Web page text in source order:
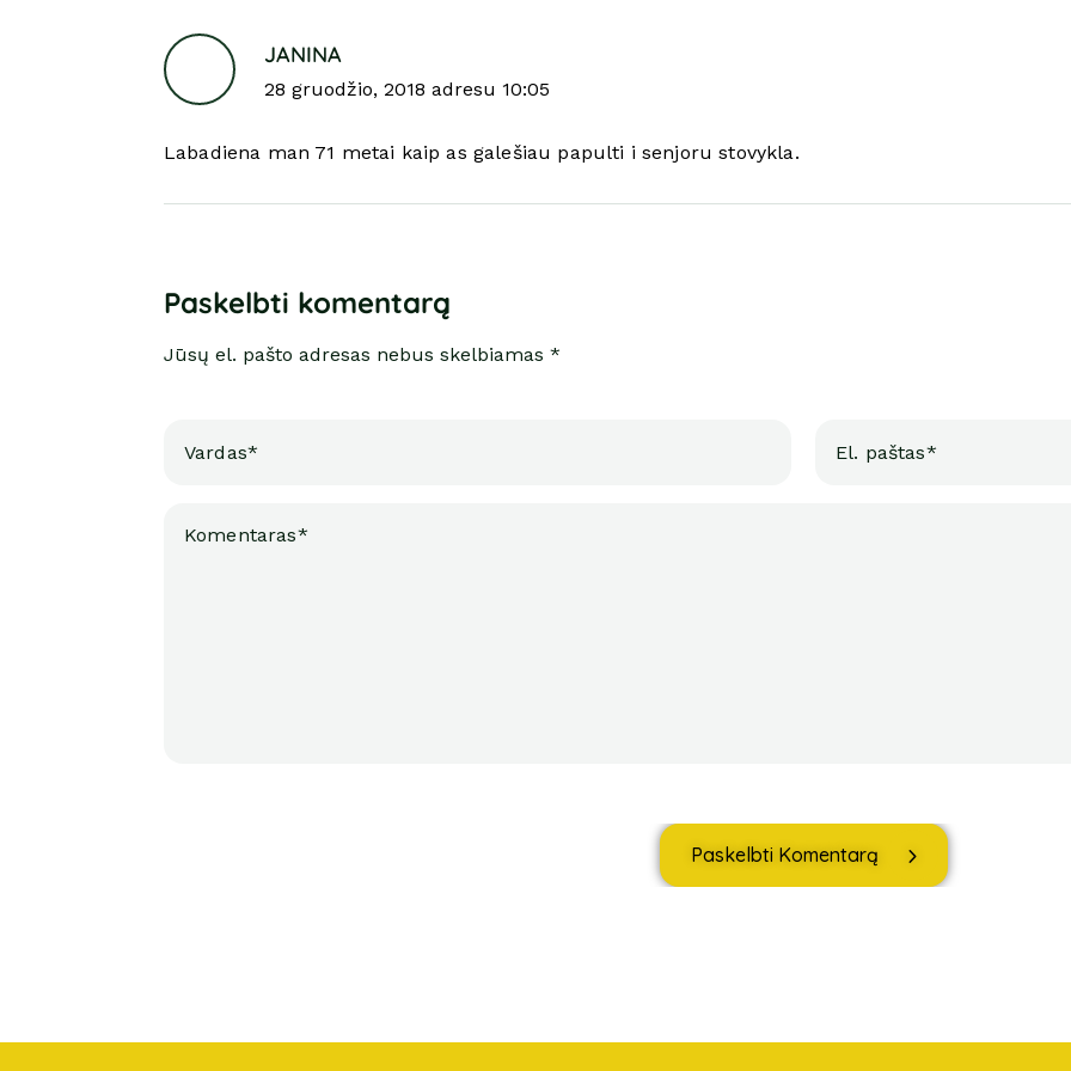
JANINA
28 gruodžio, 2018 adresu 10:05
Labadiena man 71 metai kaip as galešiau papulti i senjoru stovykla.
Paskelbti komentarą
Jūsų el. pašto adresas nebus skelbiamas *
Paskelbti Komentarą